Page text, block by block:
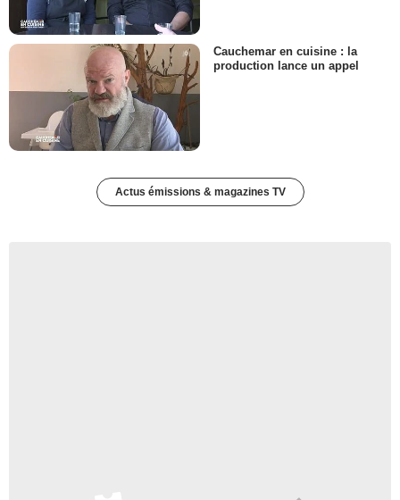
Cauchemar en cuisine : la
production lance un appel
Actus émissions & magazines TV